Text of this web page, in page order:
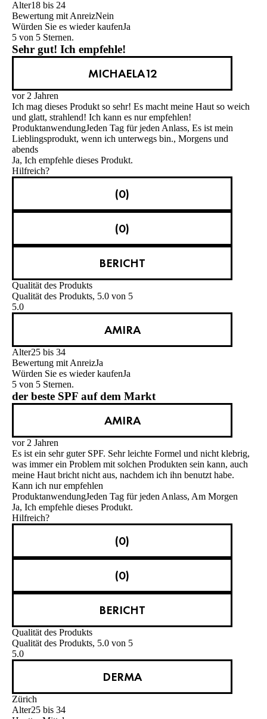
Alter18 bis 24
Bewertung mit AnreizNein
Würden Sie es wieder kaufenJa
5 von 5 Sternen.
Sehr gut! Ich empfehle!
MICHAELA12
vor 2 Jahren
Ich mag dieses Produkt so sehr! Es macht meine Haut so weich
und glatt, strahlend! Ich kann es nur empfehlen!
ProduktanwendungJeden Tag für jeden Anlass, Es ist mein
Lieblingsprodukt, wenn ich unterwegs bin., Morgens und
abends
Ja, Ich empfehle dieses Produkt.
Hilfreich?
(0)
(0)
BERICHT
Qualität des Produkts
Qualität des Produkts, 5.0 von 5
5.0
AMIRA
Alter25 bis 34
Bewertung mit AnreizJa
Würden Sie es wieder kaufenJa
5 von 5 Sternen.
der beste SPF auf dem Markt
AMIRA
vor 2 Jahren
Es ist ein sehr guter SPF. Sehr leichte Formel und nicht klebrig,
was immer ein Problem mit solchen Produkten sein kann, auch
meine Haut bricht nicht aus, nachdem ich ihn benutzt habe.
Kann ich nur empfehlen
ProduktanwendungJeden Tag für jeden Anlass, Am Morgen
Ja, Ich empfehle dieses Produkt.
Hilfreich?
(0)
(0)
BERICHT
Qualität des Produkts
Qualität des Produkts, 5.0 von 5
5.0
DERMA
Zürich
Alter25 bis 34